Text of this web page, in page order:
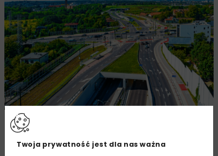
infraLIDER w kategorii drogi – Trasa Łagiewnicka w
Twoja prywatność jest dla nas ważna